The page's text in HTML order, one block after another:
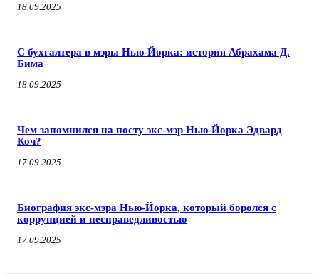
18.09.2025
С бухгалтера в мэры Нью-Йорка: история Абрахама Д.
Бима
18.09.2025
Чем запомнился на посту экс-мэр Нью-Йорка Эдвард
Коч?
17.09.2025
Биография экс-мэра Нью-Йорка, который боролся с
коррупцией и несправедливостью
17.09.2025